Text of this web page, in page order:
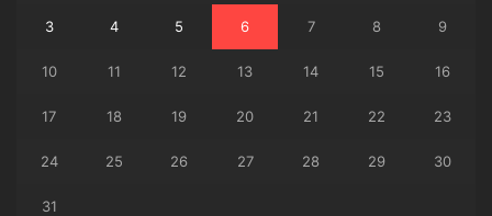
3 4 5 6 7 8 9
10 11 12 13 14 15 16
17 18 19 20 21 22 23
24 25 26 27 28 29 30
31